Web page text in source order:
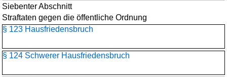
Siebenter Abschnitt
Straftaten gegen die öffentliche Ordnung
§ 123 Hausfriedensbruch
§ 124 Schwerer Hausfriedensbruch